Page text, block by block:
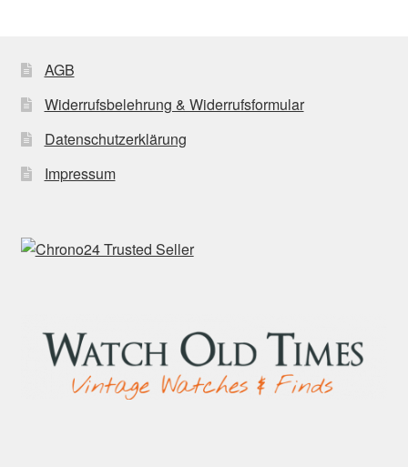
AGB
Widerrufsbelehrung & Widerrufsformular
Datenschutzerklärung
Impressum